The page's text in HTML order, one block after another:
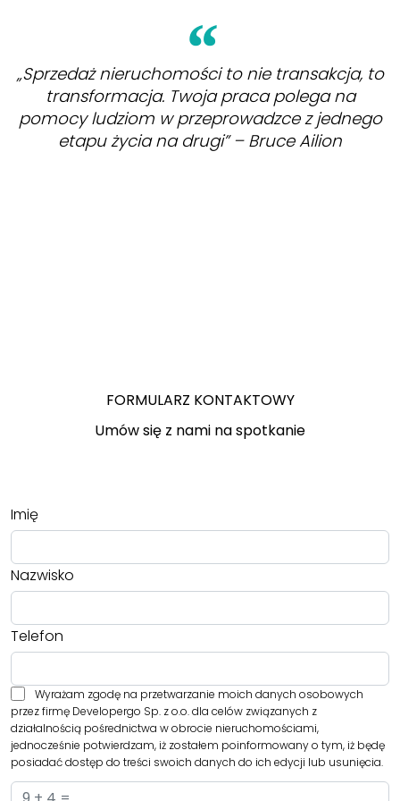
„Sprzedaż nieruchomości to nie transakcja, to
transformacja. Twoja praca polega na
pomocy ludziom w przeprowadzce z jednego
etapu życia na drugi” – Bruce Ailion
FORMULARZ KONTAKTOWY
Umów się z nami na spotkanie
Imię
Nazwisko
Telefon
Wyrażam zgodę na przetwarzanie moich danych osobowych
przez firmę Developergo Sp. z o.o. dla celów związanych z
działalnością pośrednictwa w obrocie nieruchomościami,
jednocześnie potwierdzam, iż zostałem poinformowany o tym, iż będę
posiadać dostęp do treści swoich danych do ich edycji lub usunięcia.